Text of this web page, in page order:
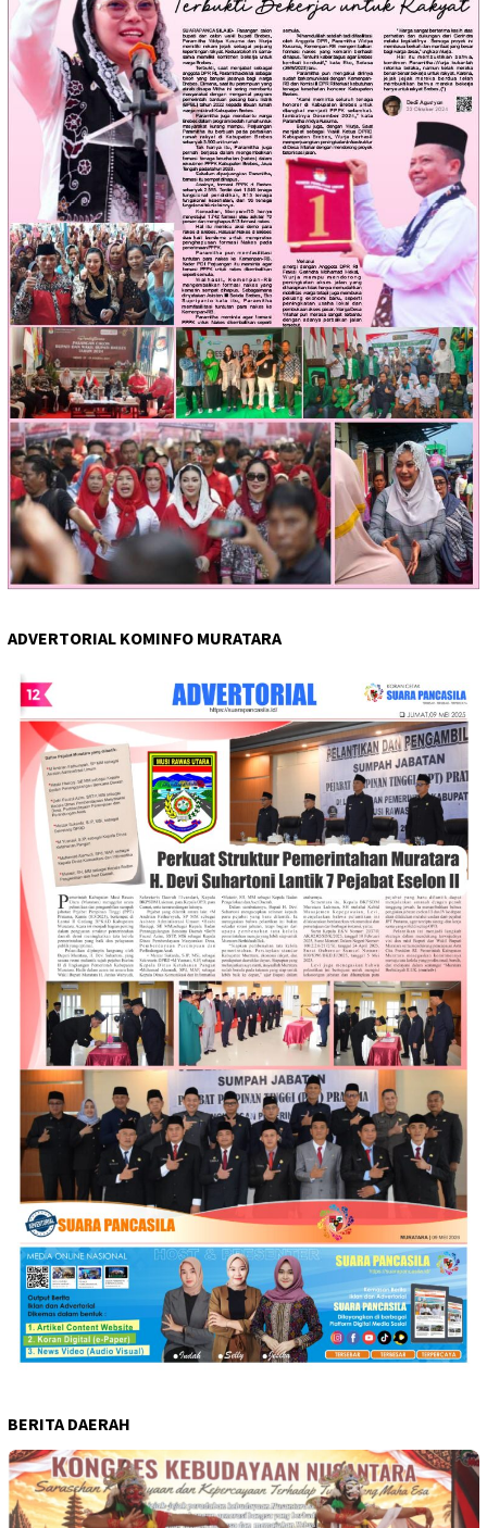
ADVERTORIAL KOMINFO MURATARA
BERITA DAERAH